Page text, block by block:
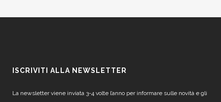
ISCRIVITI ALLA NEWSLETTER
La newsletter viene inviata 3-4 volte l’anno per informare sulle novità e gli